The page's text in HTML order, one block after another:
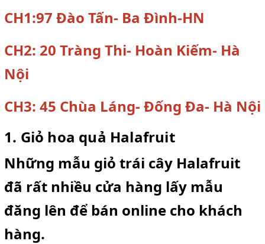
CH1:97 Đào Tấn- Ba Đình-HN
CH2: 20 Tràng Thi- Hoàn Kiếm- Hà
Nội
CH3: 45 Chùa Láng- Đống Đa- Hà Nội
1. Giỏ hoa quả Halafruit
Những mẫu giỏ trái cây Halafruit
đã rất nhiều cửa hàng lấy mẫu
đăng lên để bán online cho khách
hàng.